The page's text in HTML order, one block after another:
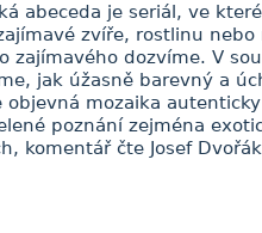
abeceda je seriál, ve
zvíře, rostlinu nebo
zajímavého dozvíme. V
jak úžasně barevný a
mozaika
poznání zejména
komentář čte Josef